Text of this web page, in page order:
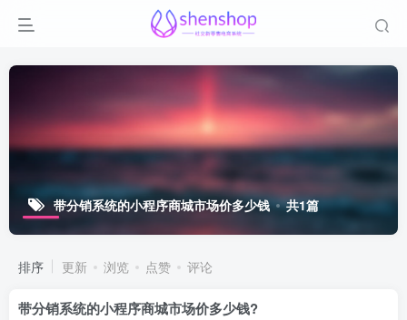
带分销系统的小程序商城市场价多少钱 共1篇
排序 更新 浏览 点赞 评论
带分销系统的小程序商城市场价多少钱?